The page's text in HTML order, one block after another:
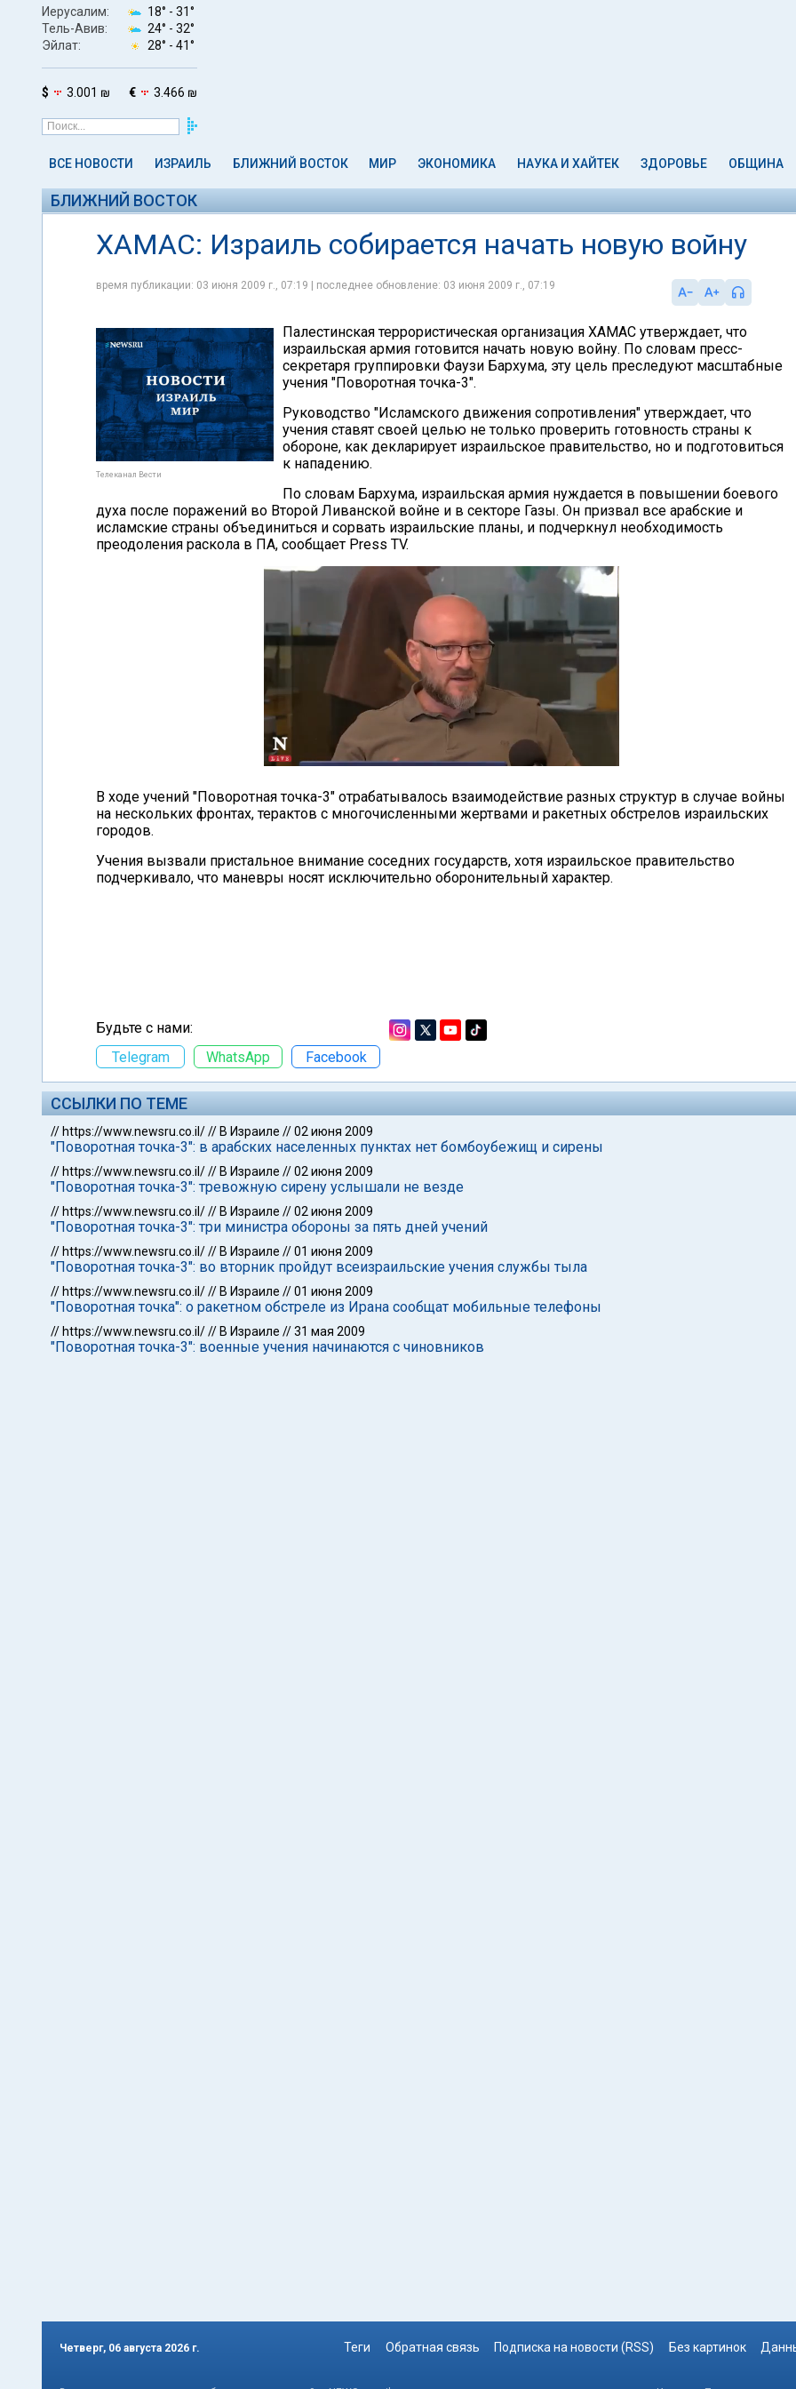
Иерусалим: 18° - 31°
Тель-Авив:
24° - 32°
Эйлат:
28° - 41°
$ 3.001 ₪ € 3.466 ₪
ВСЕ НОВОСТИ ИЗРАИЛЬ БЛИЖНИЙ ВОСТОК МИР ЭКОНОМИКА НАУКА И ХАЙТЕК ЗДОРОВЬЕ ОБЩИНА
БЛИЖНИЙ ВОСТОК
ХАМАС: Израиль собирается начать новую войну
время публикации: 03 июня 2009 г., 07:19 | последнее обновление: 03 июня 2009 г., 07:19
Телеканал Вести
Палестинская террористическая организация ХАМАС утверждает, что
израильская армия готовится начать новую войну. По словам пресс-
секретаря группировки Фаузи Бархума, эту цель преследуют масштабные
учения "Поворотная точка-3".
Руководство "Исламского движения сопротивления" утверждает, что
учения ставят своей целью не только проверить готовность страны к
обороне, как декларирует израильское правительство, но и подготовиться
к нападению.
По словам Бархума, израильская армия нуждается в повышении боевого
духа после поражений во Второй Ливанской войне и в секторе Газы. Он призвал все арабские и
исламские страны объединиться и сорвать израильские планы, и подчеркнул необходимость
преодоления раскола в ПА, сообщает Press TV.
В ходе учений "Поворотная точка-3" отрабатывалось взаимодействие разных структур в случае войны
на нескольких фронтах, терактов с многочисленными жертвами и ракетных обстрелов израильских
городов.
Учения вызвали пристальное внимание соседних государств, хотя израильское правительство
подчеркивало, что маневры носят исключительно оборонительный характер.
Будьте с нами:
Telegram
WhatsApp Facebook
ССЫЛКИ ПО ТЕМЕ
// https://www.newsru.co.il/// В Израиле //02 июня 2009
"Поворотная точка-3": в арабских населенных пунктах нет бомбоубежищ и сирены
// https://www.newsru.co.il/// В Израиле //02 июня 2009
"Поворотная точка-3": тревожную сирену услышали не везде
// https://www.newsru.co.il/// В Израиле //02 июня 2009
"Поворотная точка-3": три министра обороны за пять дней учений
// https://www.newsru.co.il/// В Израиле //01 июня 2009
"Поворотная точка-3": во вторник пройдут всеизраильские учения службы тыла
// https://www.newsru.co.il/// В Израиле //01 июня 2009
"Поворотная точка": о ракетном обстреле из Ирана сообщат мобильные телефоны
// https://www.newsru.co.il/// В Израиле //31 мая 2009
"Поворотная точка-3": военные учения начинаются с чиновников
Четверг, 06 августа 2026 г. Теги Обратная связь Подписка на новости (RSS) Без картинок